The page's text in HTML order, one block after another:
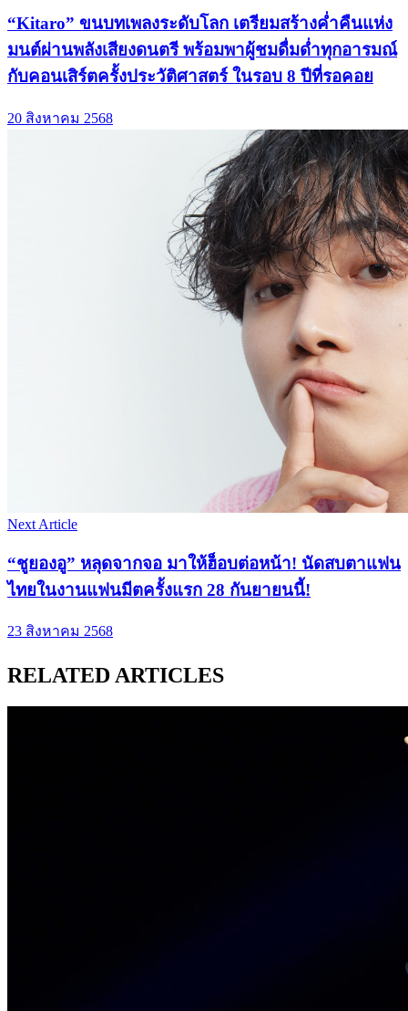
“Kitaro” ขนบทเพลงระดับโลก เตรียมสร้างค่ำคืนแห่ง
มนต์ผ่านพลังเสียงดนตรี พร้อมพาผู้ชมดื่มด่ำทุกอารมณ์
กับคอนเสิร์ตครั้งประวัติศาสตร์ ในรอบ 8 ปีที่รอคอย
20 สิงหาคม 2568
Next Article
“ชูยองอู” หลุดจากจอ มาให้ฮ็อบต่อหน้า! นัดสบตาแฟน
ไทยในงานแฟนมีตครั้งแรก 28 กันยายนนี้!
23 สิงหาคม 2568
RELATED ARTICLES